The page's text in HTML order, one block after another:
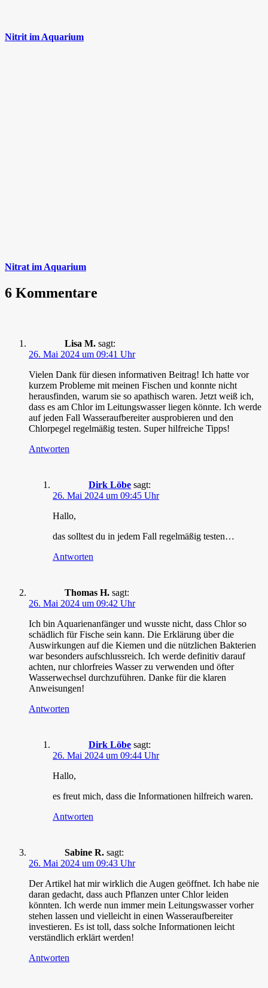
Nitrit im Aquarium
Nitrat im Aquarium
6 Kommentare
Lisa M. sagt:
26. Mai 2024 um 09:41 Uhr
Vielen Dank für diesen informativen Beitrag! Ich hatte vor
kurzem Probleme mit meinen Fischen und konnte nicht
herausfinden, warum sie so apathisch waren. Jetzt weiß ich,
dass es am Chlor im Leitungswasser liegen könnte. Ich werde
auf jeden Fall Wasseraufbereiter ausprobieren und den
Chlorpegel regelmäßig testen. Super hilfreiche Tipps!
Antworten
Dirk Löbe sagt:
26. Mai 2024 um 09:45 Uhr
Hallo,
das solltest du in jedem Fall regelmäßig testen…
Antworten
Thomas H. sagt:
26. Mai 2024 um 09:42 Uhr
Ich bin Aquarienanfänger und wusste nicht, dass Chlor so
schädlich für Fische sein kann. Die Erklärung über die
Auswirkungen auf die Kiemen und die nützlichen Bakterien
war besonders aufschlussreich. Ich werde definitiv darauf
achten, nur chlorfreies Wasser zu verwenden und öfter
Wasserwechsel durchzuführen. Danke für die klaren
Anweisungen!
Antworten
Dirk Löbe sagt:
26. Mai 2024 um 09:44 Uhr
Hallo,
es freut mich, dass die Informationen hilfreich waren.
Antworten
Sabine R. sagt:
26. Mai 2024 um 09:43 Uhr
Der Artikel hat mir wirklich die Augen geöffnet. Ich habe nie
daran gedacht, dass auch Pflanzen unter Chlor leiden
könnten. Ich werde nun immer mein Leitungswasser vorher
stehen lassen und vielleicht in einen Wasseraufbereiter
investieren. Es ist toll, dass solche Informationen leicht
verständlich erklärt werden!
Antworten